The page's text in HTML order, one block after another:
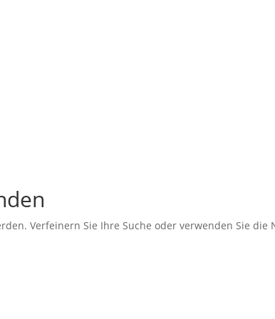
Verfeinern Sie Ihre Suche oder verwenden Sie die